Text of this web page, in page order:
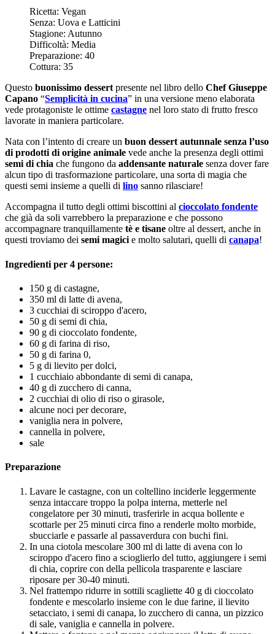
Ricetta: Vegan
Senza: Uova e Latticini
Stagione: Autunno
Difficoltà: Media
Preparazione: 40
Cottura: 35
Questo buonissimo dessertpresente nel libro dello Chef Giuseppe
Capano “Semplicità in cucina” in una versione meno elaborata
vede protagoniste le ottime castagne nel loro stato di frutto fresco
lavorate in maniera particolare.
Nata con l’intento di creare un buon dessert autunnale senza l’uso
di prodotti di origine animale vede anche la presenza degli ottimi
semi di chia che fungono da addensante naturale senza dover fare
alcun tipo di trasformazione particolare, una sorta di magia che
questi semi insieme a quelli di lino sanno rilasciare!
Accompagna il tutto degli ottimi biscottini al cioccolato fondente
che già da soli varrebbero la preparazione e che possono
accompagnare tranquillamente tè e tisane oltre al dessert, anche in
questi troviamo dei semi magicie molto salutari, quelli di canapa!
Ingredienti per 4 persone:
150 g di castagne,
350 ml di latte di avena,
3 cucchiai di sciroppo d'acero,
50 g di semi di chia,
90 g di cioccolato fondente,
60 g di farina di riso,
50 g di farina 0,
5 g di lievito per dolci,
1 cucchiaio abbondante di semi di canapa,
40 g di zucchero di canna,
2 cucchiai di olio di riso o girasole,
alcune noci per decorare,
vaniglia nera in polvere,
cannella in polvere,
sale
Preparazione
Lavare le castagne, con un coltellino inciderle leggermente
senza intaccare troppo la polpa interna, metterle nel
congelatore per 30 minuti, trasferirle in acqua bollente e
scottarle per 25 minuti circa fino a renderle molto morbide,
sbucciarle e passarle al passaverdura con buchi fini.
In una ciotola mescolare 300 ml di latte di avena con lo
sciroppo d'acero fino a scioglierlo del tutto, aggiungere i semi
di chia, coprire con della pellicola trasparente e lasciare
riposare per 30-40 minuti.
Nel frattempo ridurre in sottili scagliette 40 g di cioccolato
fondente e mescolarlo insieme con le due farine, il lievito
setacciato, i semi di canapa, lo zucchero di canna, un pizzico
di sale, vaniglia e cannella in polvere.